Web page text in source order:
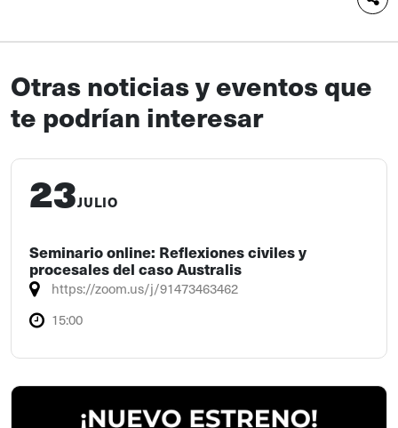
Otras noticias y eventos que
te podrían interesar
23JULIO
Seminario online: Reflexiones civiles y
procesales del caso Australis
https://zoom.us/j/91473463462
15:00